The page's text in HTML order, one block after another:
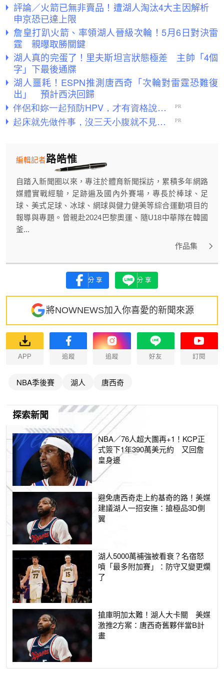
評論／火箭已無非賣品！遭湖人淘汰4大主因解析
申京恐已達上限
詹皇打趴火箭、率領湖人晉級次輪！5月6日對決雷
霆 親曝取勝關鍵
湖人真的完蛋了！里夫斯坦言狀態極差 主帥「4個
字」下最後通牒
湖人噩耗！ESPN推測唐西奇「次輪對雷霆恐難復
出」 預計西決回歸
路皓惟
編輯記者
自踏入新聞圈以來，專注於體育新聞採訪，累積多年網路
媒體實戰經驗，足跡遍及國內外賽場，專長於棒球、足
球、美式足球、冰球、網球與健力健美等綜合運動項目的
報導與專題。曾親赴2024巴黎奧運、隨U18中華隊在韓國
釜...
作品集
分享 分享
將NOWNEWS加入你喜愛的新聞來源
APP 追蹤 追蹤 好友 訂閱
NBA季後賽 湖人 唐西奇
探索新聞
NBA／76人超大團再+1！KCP正
式簽下1年390萬美元約 又回詹
皇身邊
避免唐西奇走上約基奇的路！美媒
建議湖人一招安撫：搶極品3D側
翼
湖人5000萬補強被看衰？名宿怒
噴「最多附加賽」：防守又變更爛
了
搶庫明加太難！湖人大卡關 美媒
激推2方案：唐西奇舊夥伴當B計
畫